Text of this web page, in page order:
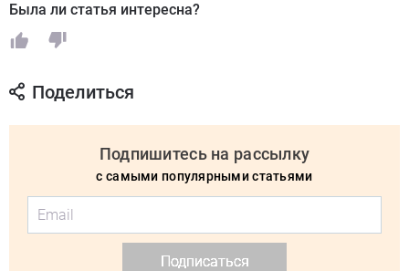
Была ли статья интересна?
Поделиться
Подпишитесь на рассылку
с самыми популярными статьями
Подписаться